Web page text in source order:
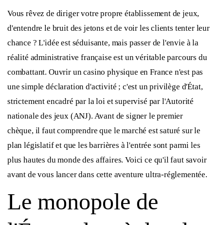
Vous rêvez de diriger votre propre établissement de jeux,
d'entendre le bruit des jetons et de voir les clients tenter leur
chance ? L'idée est séduisante, mais passer de l'envie à la
réalité administrative française est un véritable parcours du
combattant. Ouvrir un casino physique en France n'est pas
une simple déclaration d'activité ; c'est un privilège d'État,
strictement encadré par la loi et supervisé par l'Autorité
nationale des jeux (ANJ). Avant de signer le premier
chèque, il faut comprendre que le marché est saturé sur le
plan législatif et que les barrières à l'entrée sont parmi les
plus hautes du monde des affaires. Voici ce qu'il faut savoir
avant de vous lancer dans cette aventure ultra-réglementée.
Le monopole de